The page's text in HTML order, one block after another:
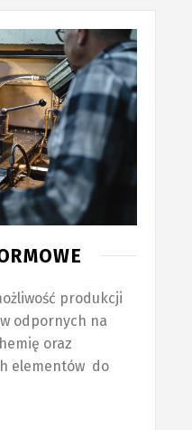
produkcji
odpornych na
oraz
elementów do